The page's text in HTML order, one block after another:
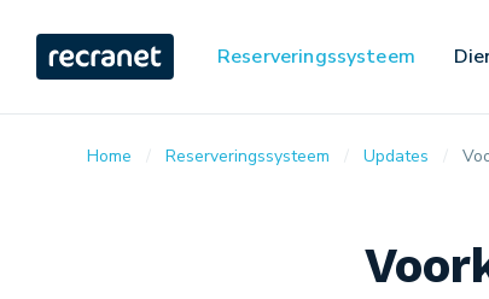
Reserveringssysteem
Home Reserveringssysteem Updates